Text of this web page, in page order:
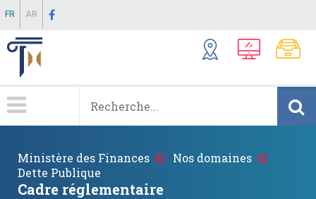
au
contenu
principal
FR AR
Principale
Fil
d'Ariane
Ministère des Finances
Nos domaines
Dette Publique
Cadre réglementaire